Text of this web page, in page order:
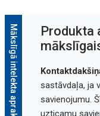
Mākslīgā intelekta apraksts
Produkta
sastāvdaļa, ja
savienojumu.
uzticamu